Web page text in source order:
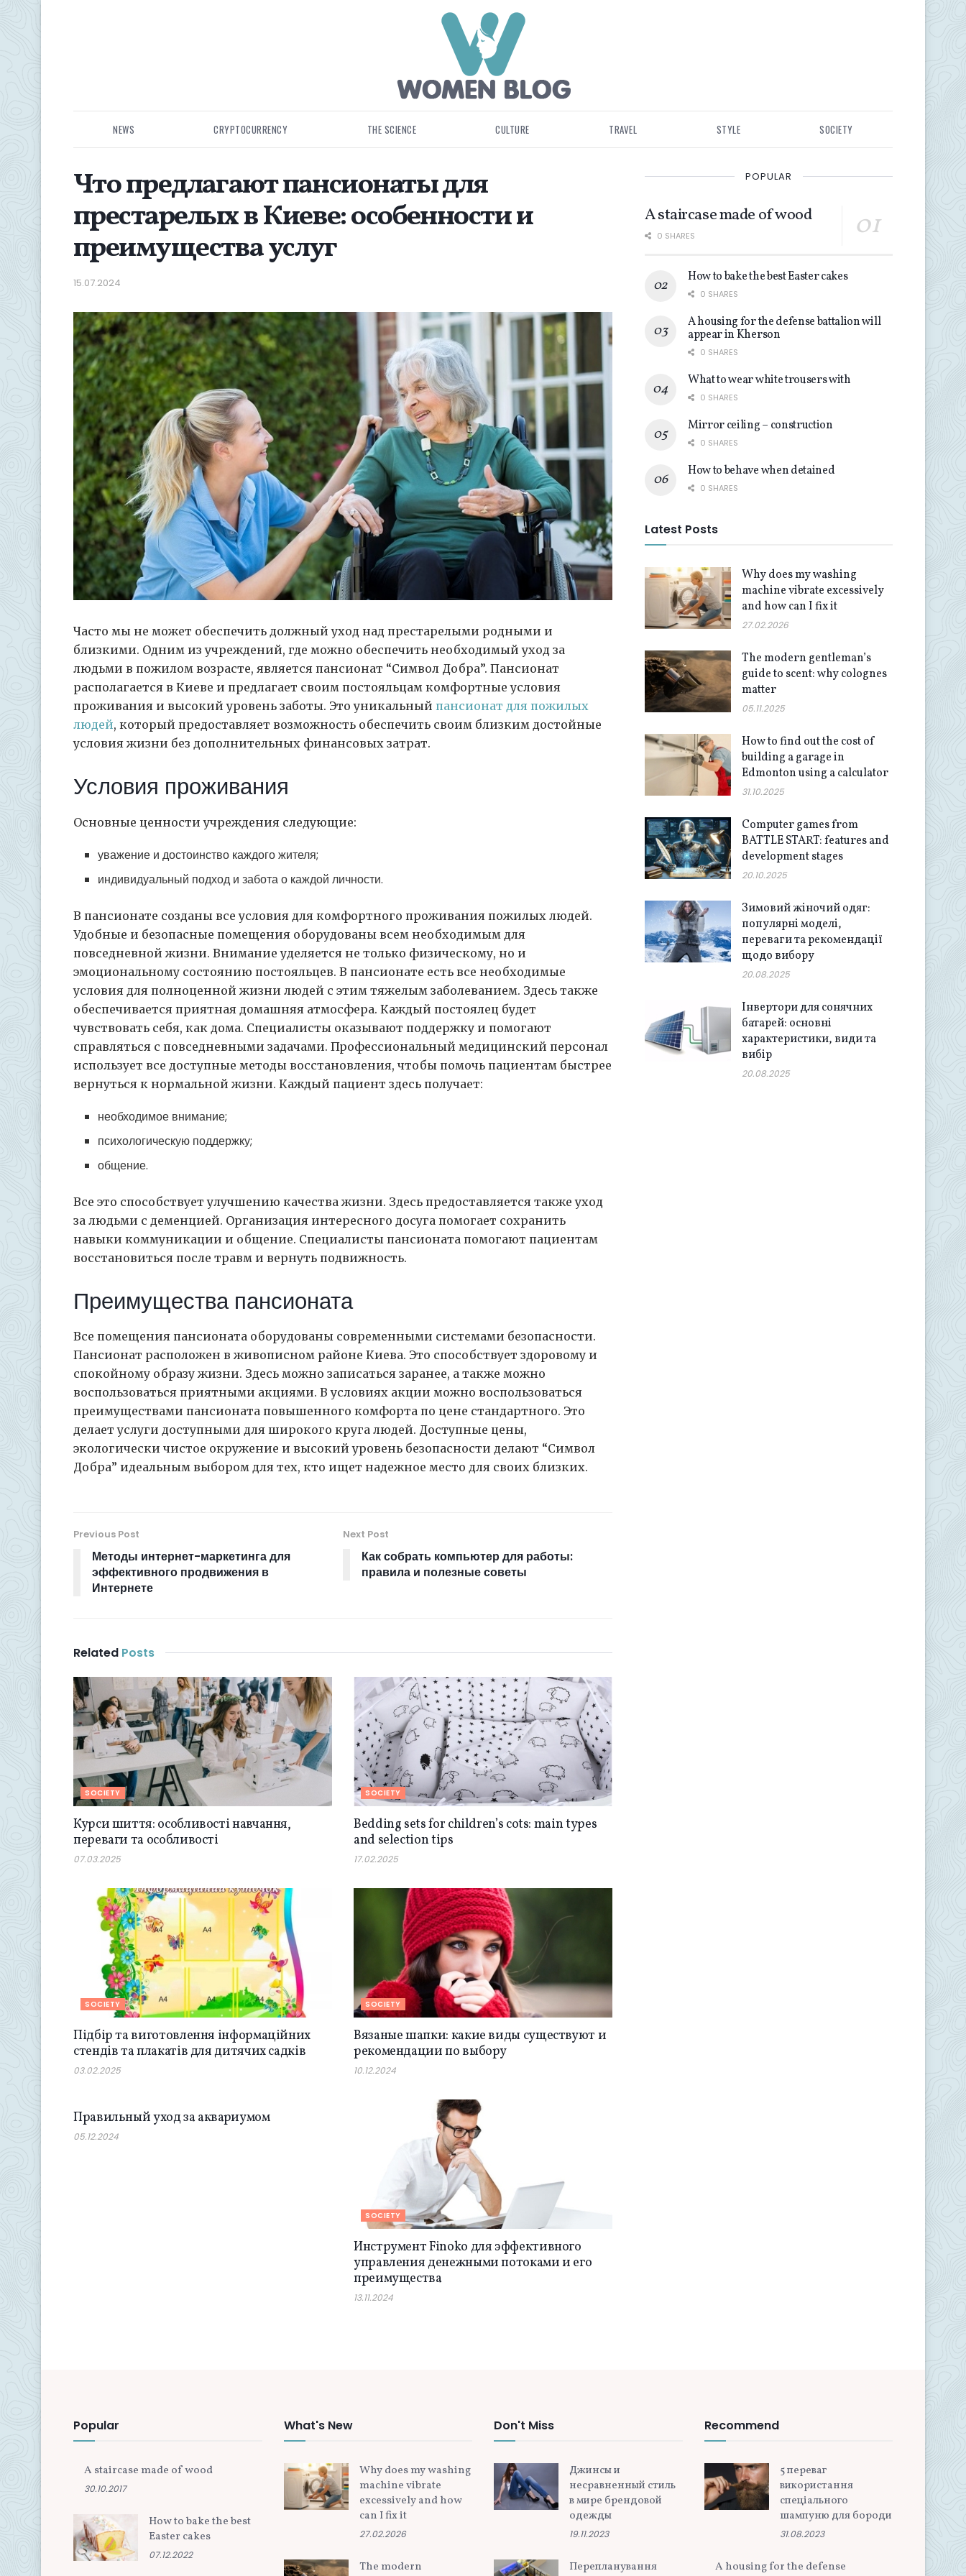
NEWS CRYPTOCURRENCY THE SCIENCE CULTURE TRAVEL STYLE SOCIETY
Что предлагают пансионаты для
престарелых в Киеве: особенности и
преимущества услуг
15.07.2024
Часто мы не может обеспечить должный уход над престарелыми родными и
близкими. Одним из учреждений, где можно обеспечить необходимый уход за
людьми в пожилом возрасте, является пансионат “Символ Добра”. Пансионат
располагается в Киеве и предлагает своим постояльцам комфортные условия
проживания и высокий уровень заботы. Это уникальный пансионат для пожилых
людей, который предоставляет возможность обеспечить своим близким достойные
условия жизни без дополнительных финансовых затрат.
Условия проживания
Основные ценности учреждения следующие:
уважение и достоинство каждого жителя;
индивидуальный подход и забота о каждой личности.
В пансионате созданы все условия для комфортного проживания пожилых людей.
Удобные и безопасные помещения оборудованы всем необходимым для
повседневной жизни. Внимание уделяется не только физическому, но и
эмоциональному состоянию постояльцев. В пансионате есть все необходимые
условия для полноценной жизни людей с этим тяжелым заболеванием. Здесь также
обеспечивается приятная домашняя атмосфера. Каждый постоялец будет
чувствовать себя, как дома. Специалисты оказывают поддержку и помогают
справляться с повседневными задачами. Профессиональный медицинский персонал
использует все доступные методы восстановления, чтобы помочь пациентам быстрее
вернуться к нормальной жизни. Каждый пациент здесь получает:
необходимое внимание;
психологическую поддержку;
общение.
Все это способствует улучшению качества жизни. Здесь предоставляется также уход
за людьми с деменцией. Организация интересного досуга помогает сохранить
навыки коммуникации и общение. Специалисты пансионата помогают пациентам
восстановиться после травм и вернуть подвижность.
Преимущества пансионата
Все помещения пансионата оборудованы современными системами безопасности.
Пансионат расположен в живописном районе Киева. Это способствует здоровому и
спокойному образу жизни. Здесь можно записаться заранее, а также можно
воспользоваться приятными акциями. В условиях акции можно воспользоваться
преимуществами пансионата повышенного комфорта по цене стандартного. Это
делает услуги доступными для широкого круга людей. Доступные цены,
экологически чистое окружение и высокий уровень безопасности делают “Символ
Добра” идеальным выбором для тех, кто ищет надежное место для своих близких.
Previous Post
Методы интернет-маркетинга для
эффективного продвижения в
Интернете
Next Post
Как собрать компьютер для работы:
правила и полезные советы
Related Posts
SOCIETY
Курси шиття: особливості навчання,
переваги та особливості
07.03.2025
SOCIETY
Bedding sets for children’s cots: main types
and selection tips
17.02.2025
SOCIETY
Підбір та виготовлення інформаційних
стендів та плакатів для дитячих садків
03.02.2025
SOCIETY
Вязаные шапки: какие виды существуют и
рекомендации по выбору
10.12.2024
Правильный уход за аквариумом
05.12.2024
SOCIETY
Инструмент Finoko для эффективного
управления денежными потоками и его
преимущества
13.11.2024
POPULAR
A staircase made of wood
0 SHARES
How to bake the best Easter cakes
0 SHARES
A housing for the defense battalion will
appear in Kherson
0 SHARES
What to wear white trousers with
0 SHARES
Mirror ceiling – construction
0 SHARES
How to behave when detained
0 SHARES
Latest Posts
Why does my washing
machine vibrate excessively
and how can I fix it
27.02.2026
The modern gentleman’s
guide to scent: why colognes
matter
05.11.2025
How to find out the cost of
building a garage in
Edmonton using a calculator
31.10.2025
Computer games from
BATTLE START: features and
development stages
20.10.2025
Зимовий жіночий одяг:
популярні моделі,
переваги та рекомендації
щодо вибору
20.08.2025
Інвертори для сонячних
батарей: основні
характеристики, види та
вибір
20.08.2025
Popular
A staircase made of wood
30.10.2017
How to bake the best
Easter cakes
07.12.2022
What's New
Why does my washing
machine vibrate
excessively and how
can I fix it
27.02.2026
The modern
Don't Miss
Джинсы и
несравненный стиль
в мире брендовой
одежды
19.11.2023
Перепланування
Recommend
5 переваг
використання
спеціального
шампуню для бороди
31.08.2023
A housing for the defense